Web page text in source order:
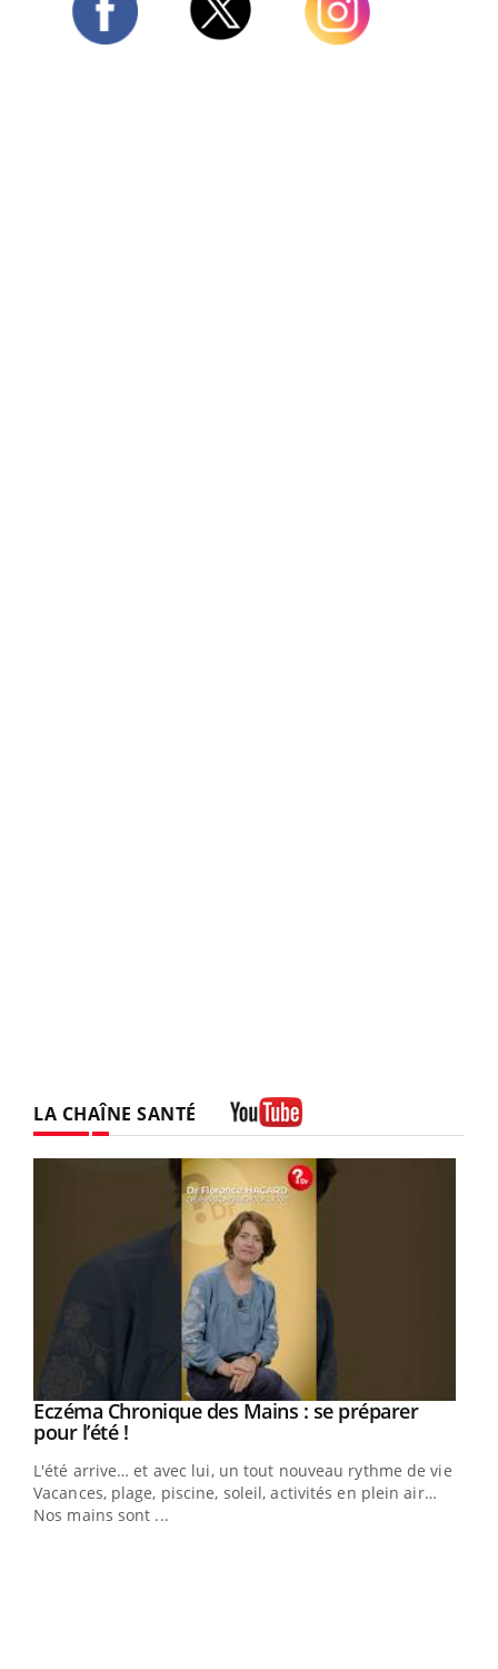
LA CHAÎNE SANTÉ
Youtube
Eczéma Chronique des Mains : se préparer
pour l’été !Youtube
L'été arrive… et avec lui, un tout nouveau rythme de vie !
Vacances, plage, piscine, soleil, activités en plein air…
Nos mains sont ...